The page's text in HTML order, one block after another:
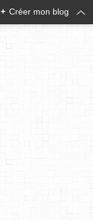
+ Créer mon blog